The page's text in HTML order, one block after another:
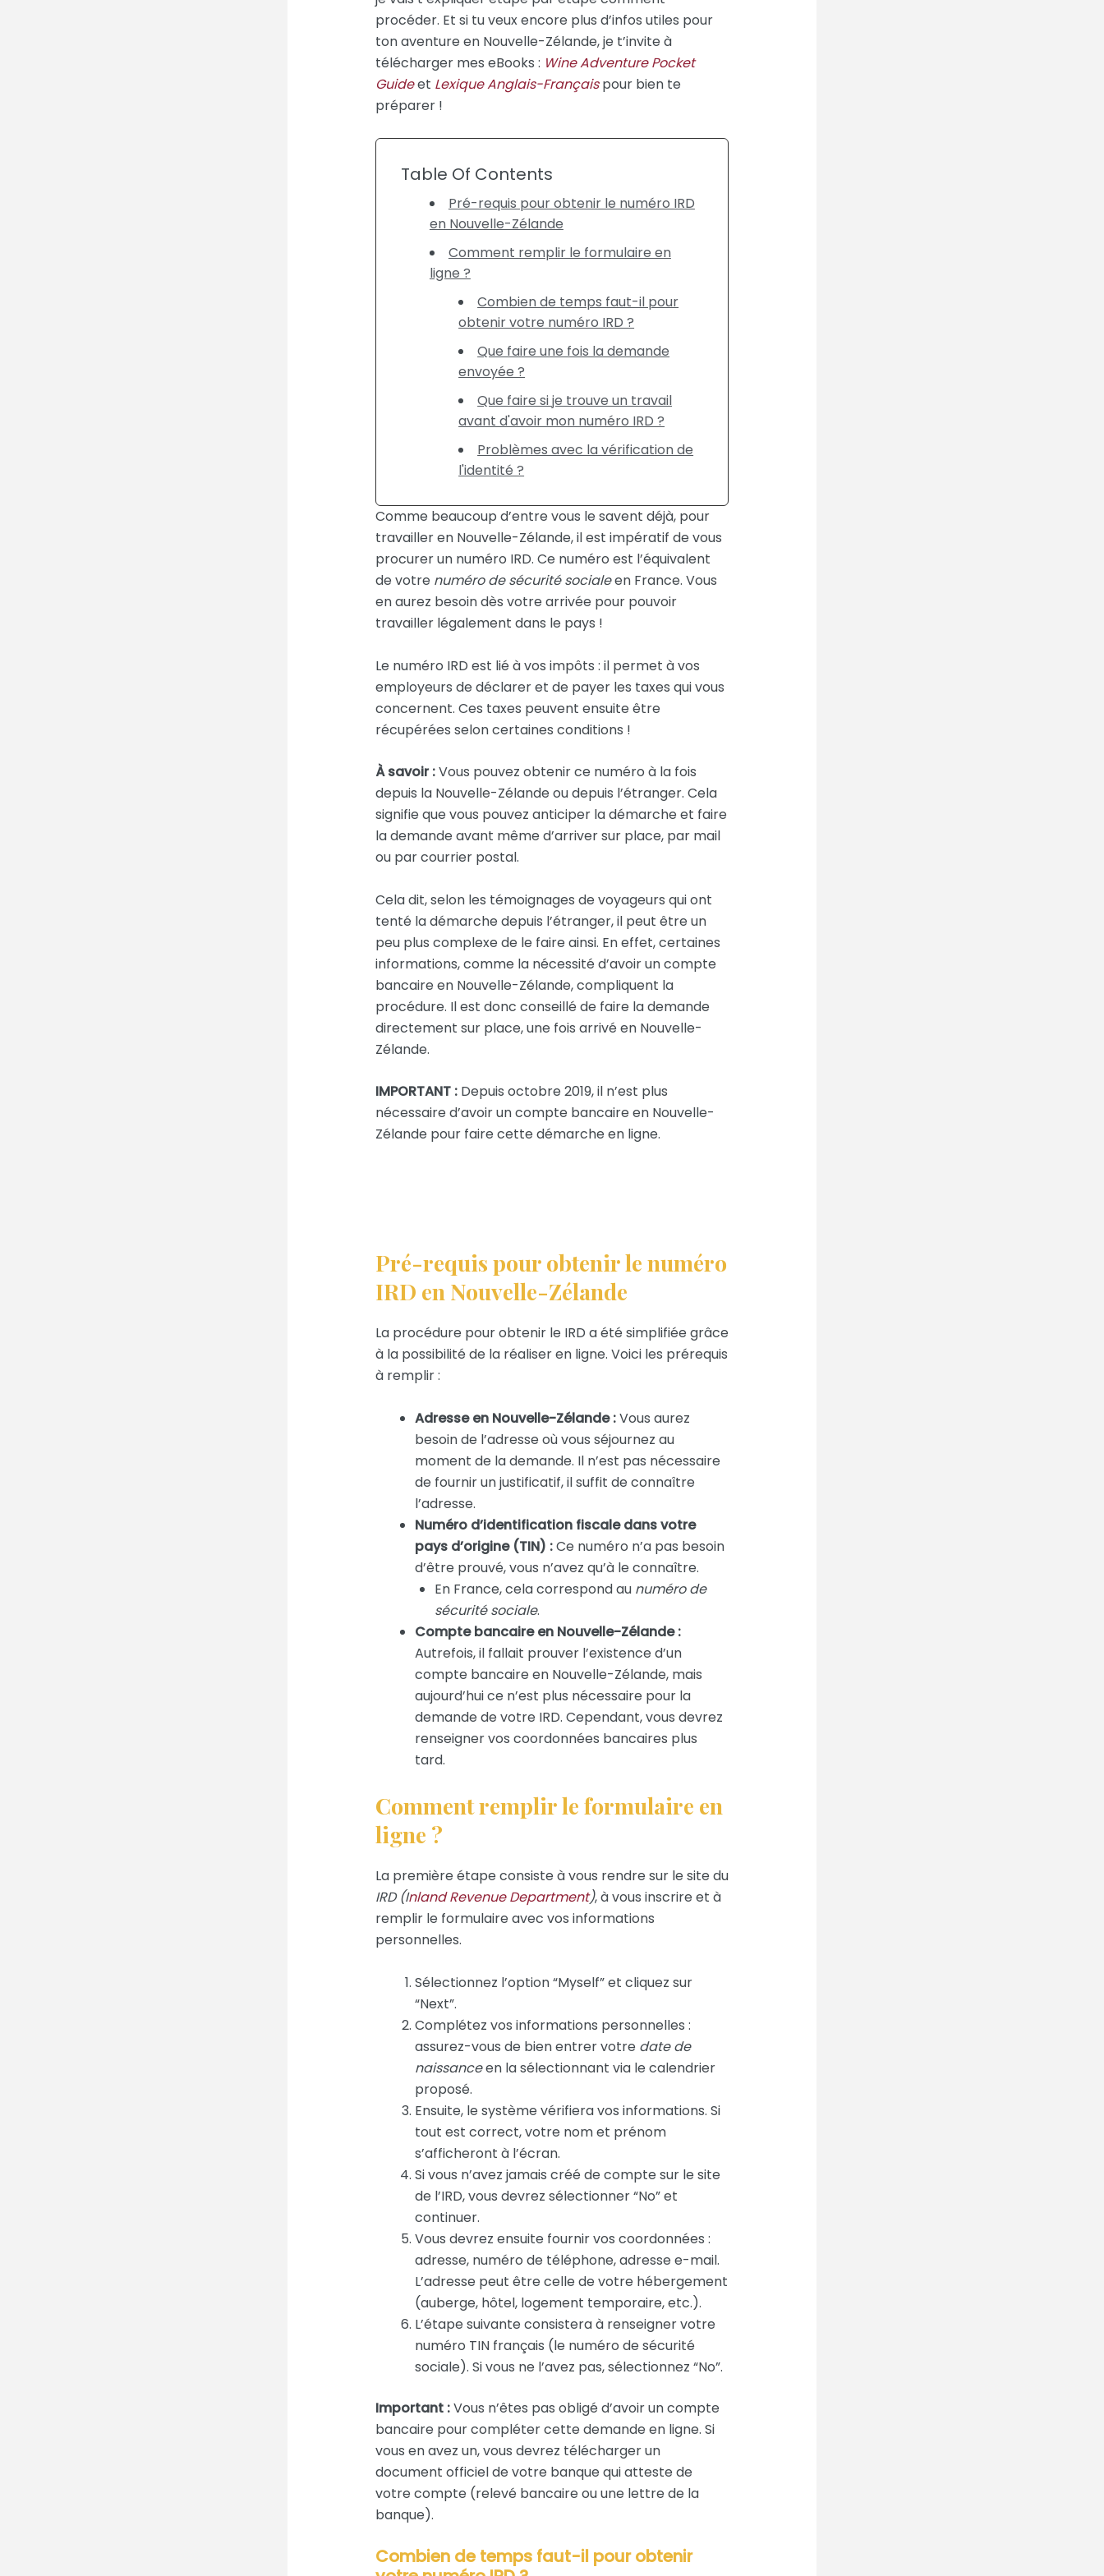
procéder. Et si tu veux encore plus d’infos utiles pour
ton aventure en Nouvelle-Zélande, je t’invite à
télécharger mes eBooks : Wine Adventure Pocket
Guideet Lexique Anglais-Françaispour bien te
préparer !
Table Of Contents
Pré-requis pour obtenir le numéro IRD
en Nouvelle-Zélande
Comment remplir le formulaire en
ligne ?
Combien de temps faut-il pour
obtenir votre numéro IRD ?
Que faire une fois la demande
envoyée ?
Que faire si je trouve un travail
avant d'avoir mon numéro IRD ?
Problèmes avec la vérification de
l'identité ?
Comme beaucoup d’entre vous le savent déjà, pour
travailler en Nouvelle-Zélande, il est impératif de vous
procurer un numéro IRD. Ce numéro est l’équivalent
de votre numéro de sécurité socialeen France. Vous
en aurez besoin dès votre arrivée pour pouvoir
travailler légalement dans le pays !
Le numéro IRD est lié à vos impôts : il permet à vos
employeurs de déclarer et de payer les taxes qui vous
concernent. Ces taxes peuvent ensuite être
récupérées selon certaines conditions !
À savoir :Vous pouvez obtenir ce numéro à la fois
depuis la Nouvelle-Zélande ou depuis l’étranger. Cela
signifie que vous pouvez anticiper la démarche et faire
la demande avant même d’arriver sur place, par mail
ou par courrier postal.
Cela dit, selon les témoignages de voyageurs qui ont
tenté la démarche depuis l’étranger, il peut être un
peu plus complexe de le faire ainsi. En effet, certaines
informations, comme la nécessité d’avoir un compte
bancaire en Nouvelle-Zélande, compliquent la
procédure. Il est donc conseillé de faire la demande
directement sur place, une fois arrivé en Nouvelle-
Zélande.
IMPORTANT :Depuis octobre 2019, il n’est plus
nécessaire d’avoir un compte bancaire en Nouvelle-
Zélande pour faire cette démarche en ligne.
Pré-requis pour obtenir le numéro
IRD en Nouvelle-Zélande
La procédure pour obtenir le IRD a été simplifiée grâce
à la possibilité de la réaliser en ligne. Voici les prérequis
à remplir :
Adresse en Nouvelle-Zélande :Vous aurez
besoin de l’adresse où vous séjournez au
moment de la demande. Il n’est pas nécessaire
de fournir un justificatif, il suffit de connaître
l’adresse.
Numéro d’identification fiscale dans votre
pays d’origine (TIN) :Ce numéro n’a pas besoin
d’être prouvé, vous n’avez qu’à le connaître.
En France, cela correspond au numéro de
sécurité sociale.
Compte bancaire en Nouvelle-Zélande :
Autrefois, il fallait prouver l’existence d’un
compte bancaire en Nouvelle-Zélande, mais
aujourd’hui ce n’est plus nécessaire pour la
demande de votre IRD. Cependant, vous devrez
renseigner vos coordonnées bancaires plus
tard.
Comment remplir le formulaire en
ligne ?
La première étape consiste à vous rendre sur le site du
IRD (Inland Revenue Department), à vous inscrire et à
remplir le formulaire avec vos informations
personnelles.
Sélectionnez l’option “Myself” et cliquez sur
“Next”.
Complétez vos informations personnelles :
assurez-vous de bien entrer votre date de
naissanceen la sélectionnant via le calendrier
proposé.
Ensuite, le système vérifiera vos informations. Si
tout est correct, votre nom et prénom
s’afficheront à l’écran.
Si vous n’avez jamais créé de compte sur le site
de l’IRD, vous devrez sélectionner “No” et
continuer.
Vous devrez ensuite fournir vos coordonnées :
adresse, numéro de téléphone, adresse e-mail.
L’adresse peut être celle de votre hébergement
(auberge, hôtel, logement temporaire, etc.).
L’étape suivante consistera à renseigner votre
numéro TIN français (le numéro de sécurité
sociale). Si vous ne l’avez pas, sélectionnez “No”.
Important :Vous n’êtes pas obligé d’avoir un compte
bancaire pour compléter cette demande en ligne. Si
vous en avez un, vous devrez télécharger un
document officiel de votre banque qui atteste de
votre compte (relevé bancaire ou une lettre de la
banque).
Combien de temps faut-il pour obtenir